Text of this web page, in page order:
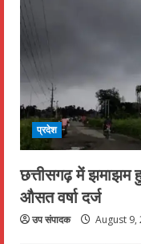
प्रदेश
छत्तीसगढ़ में झमाझम
औसत वर्षा दर्ज
उप संपादक August 9,